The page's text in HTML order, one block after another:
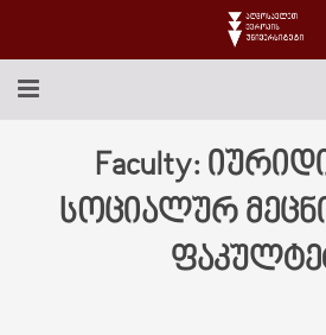
EEU-Ს ᲨᲔᲡᲐᲮᲔᲑ
ᲒᲐᲜᲐᲗᲚᲔᲑᲐ
Faculty:
სოციალურ